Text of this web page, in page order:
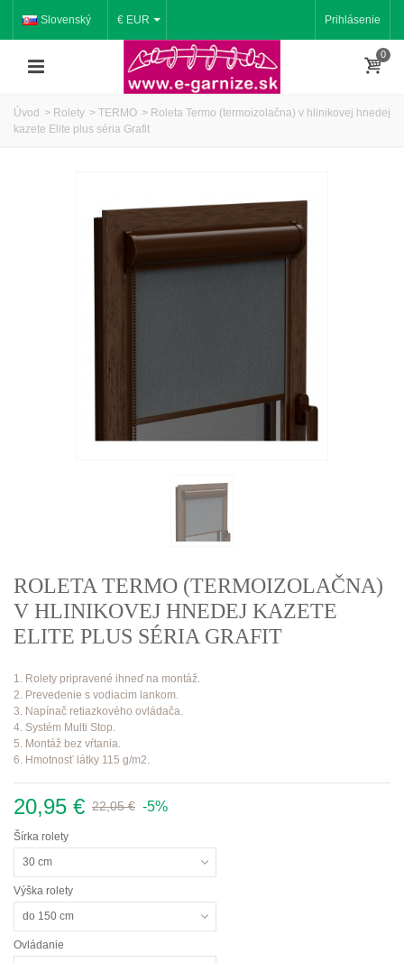
Slovenský Prihlásenie
€ EUR
0
Úvod > Rolety > TERMO > Roleta Termo (termoizolačna) v hlinikovej hnedej
kazete Elite plus séria Grafit
ROLETA TERMO (TERMOIZOLAČNA)
V HLINIKOVEJ HNEDEJ KAZETE
ELITE PLUS SÉRIA GRAFIT
1. Rolety pripravené ihneď na montáž.
2. Prevedenie s vodiacim lankom.
3. Napínač retiazkového ovládača.
4. Systém Multi Stop.
5. Montáž bez vŕtania.
6. Hmotnosť látky 115 g/m2.
20,95 € 22,05 € -5%
Šírka rolety
30 cm
Výška rolety
do 150 cm
Ovládanie